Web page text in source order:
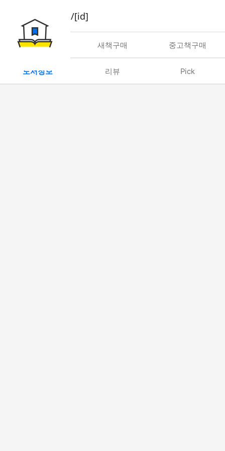
book/rent/[id]
대여 새책구매 중고책구매
도서정보 리뷰 Pick